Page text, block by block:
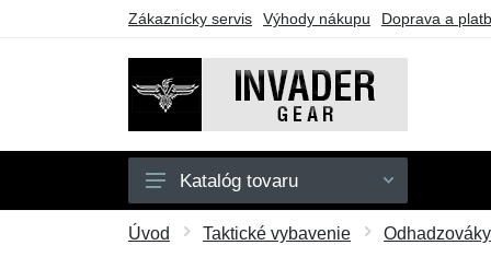
Zákaznícky servis Výhody nákupu Doprava a
Pánske
Katalóg tovaru
Úvod Taktické vybavenie Odhadzováky